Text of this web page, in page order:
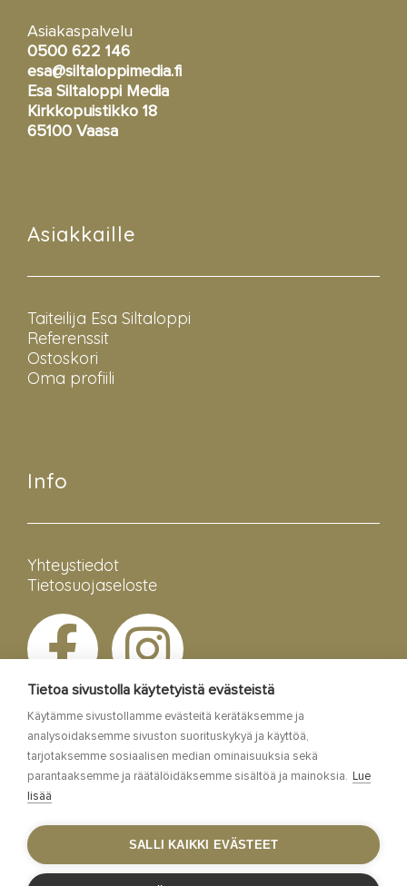
Asiakaspalvelu
0500 622 146
esa@siltaloppimedia.fi
Esa Siltaloppi Media
Kirkkopuistikko 18
65100 Vaasa
Asiakkaille
Taiteilija Esa Siltaloppi
Referenssit
Ostoskori
Oma profiili
Info
Yhteystiedot
Tietosuojaseloste
Esa Siltaloppi Media
Site byWebAula
Tietoa sivustolla käytetyistä evästeistä
Käytämme sivustollamme evästeitä kerätäksemme ja
analysoidaksemme sivuston suorituskykyä ja käyttöä,
tarjotaksemme sosiaalisen median ominaisuuksia sekä
parantaaksemme ja räätälöidäksemme sisältöä ja mainoksia.
Lue
lisää
SALLI KAIKKI EVÄSTEET